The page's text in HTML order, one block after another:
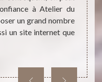
à Atelier du
un grand nombre
un site internet que
des